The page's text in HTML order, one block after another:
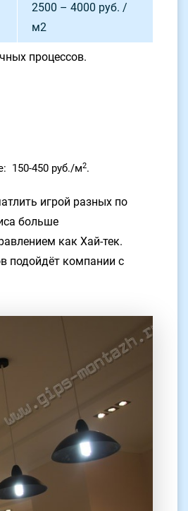
2500 – 4000 руб. /
м2
процессов.
150-450 руб./м2.
игрой разных по
больше
как Хай-тек.
подойдёт компании с